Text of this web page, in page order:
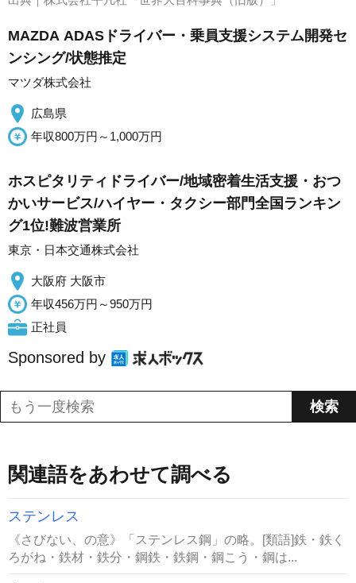
MAZDA ADASドライバー・乗員支援システム開発セ
ンシング/状態推定
マツダ株式会社
広島県
年収800万円～1,000万円
ホスピタリティドライバー/地域密着生活支援・おつ
かいサービス/ハイヤー・タクシー部門全国ランキン
グ1位!難波営業所
東京・日本交通株式会社
大阪府 大阪市
年収456万円～950万円
正社員
Sponsored by
関連語をあわせて調べる
ステンレス
《さびない、の意》「ステンレス鋼」の略。[類語]鉄・鉄く
ろがね・鉄材・鉄分・鋼鉄・鉄鋼・鋼こう・鋼は...